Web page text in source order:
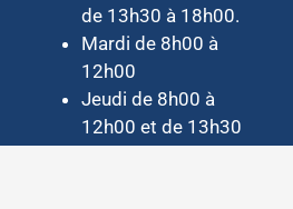
de 13h30 à 18h00.
Mardi de 8h00 à
12h00
Jeudi de 8h00 à
12h00 et de 13h30